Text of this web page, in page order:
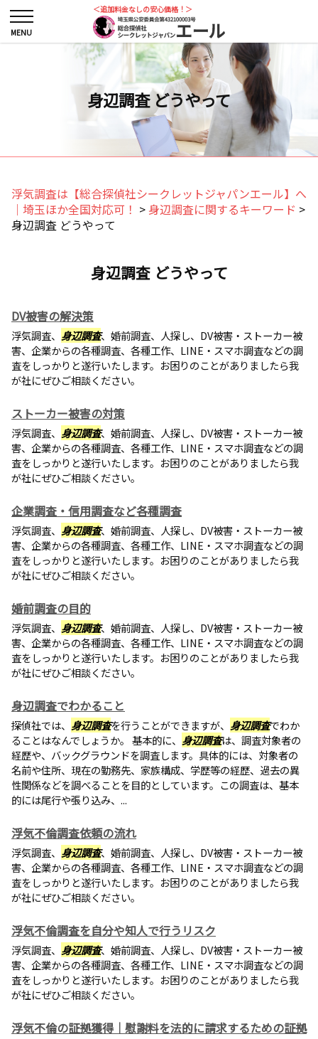
身辺調査 どうやって
＜追加料金なしの安心価格！＞
浮気調査は【総合探偵社シークレットジャパンエール】へ
｜埼玉ほか全国対応可！ > 身辺調査に関するキーワード >
身辺調査 どうやって
身辺調査 どうやって
DV被害の解決策
浮気調査、 身辺調査、婚前調査、人探し、DV被害・ストーカー被
害、企業からの各種調査、各種工作、LINE・スマホ調査などの調
査をしっかりと遂行いたします。お困りのことがありましたら我
が社にぜひご相談ください。
ストーカー被害の対策
浮気調査、 身辺調査、婚前調査、人探し、DV被害・ストーカー被
害、企業からの各種調査、各種工作、LINE・スマホ調査などの調
査をしっかりと遂行いたします。お困りのことがありましたら我
が社にぜひご相談ください。
企業調査・信用調査など各種調査
浮気調査、 身辺調査、婚前調査、人探し、DV被害・ストーカー被
害、企業からの各種調査、各種工作、LINE・スマホ調査などの調
査をしっかりと遂行いたします。お困りのことがありましたら我
が社にぜひご相談ください。
婚前調査の目的
浮気調査、 身辺調査、婚前調査、人探し、DV被害・ストーカー被
害、企業からの各種調査、各種工作、LINE・スマホ調査などの調
査をしっかりと遂行いたします。お困りのことがありましたら我
が社にぜひご相談ください。
身辺調査でわかること
探偵社では、 身辺調査を行うことができますが、 身辺調査でわか
ることはなんでしょうか。 基本的に、 身辺調査は、調査対象者の
経歴や、バックグラウンドを調査します。具体的には、対象者の
名前や住所、現在の勤務先、家族構成、学歴等の経歴、過去の異
性関係などを調べることを目的としています。この調査は、基本
的には尾行や張り込み、...
浮気不倫調査依頼の流れ
浮気調査、 身辺調査、婚前調査、人探し、DV被害・ストーカー被
害、企業からの各種調査、各種工作、LINE・スマホ調査などの調
査をしっかりと遂行いたします。お困りのことがありましたら我
が社にぜひご相談ください。
浮気不倫調査を自分や知人で行うリスク
浮気調査、 身辺調査、婚前調査、人探し、DV被害・ストーカー被
害、企業からの各種調査、各種工作、LINE・スマホ調査などの調
査をしっかりと遂行いたします。お困りのことがありましたら我
が社にぜひご相談ください。
浮気不倫の証拠獲得｜慰謝料を法的に請求するための証拠